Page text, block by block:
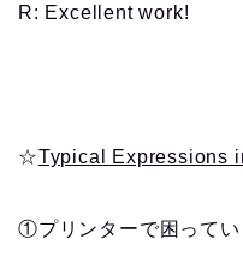
R: Excellent work!
☆Typical Expressions
①プリンターで困って